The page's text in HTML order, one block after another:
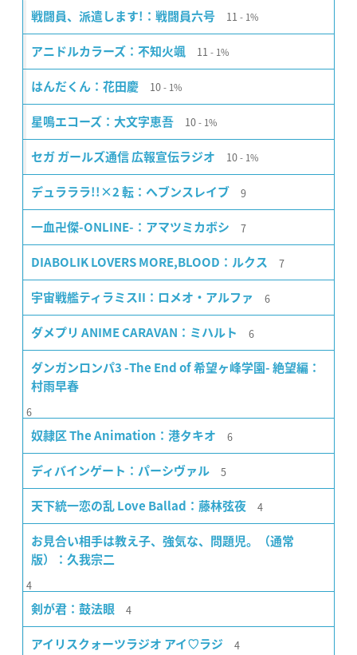
戦闘員、派遣します!：戦闘員六号 11 1%
アニドルカラーズ：不知火颯 11 1%
はんだくん：花田慶 10 1%
星鳴エコーズ：大文字恵吾 10 1%
セガ ガールズ通信 広報宣伝ラジオ 10 1%
デュラララ!!×2 転：ヘブンスレイブ 9
一血卍傑-ONLINE-：アマツミカボシ 7
DIABOLIK LOVERS MORE,BLOOD：ルクス 7
宇宙戦艦ティラミスII：ロメオ・アルファ 6
ダメプリ ANIME CARAVAN：ミハルト 6
ダンガンロンパ3 -The End of 希望ヶ峰学園- 絶望編：
村雨早春
6
奴隷区 The Animation：港タキオ 6
ディバインゲート：パーシヴァル 5
天下統一恋の乱 Love Ballad：藤林弦夜 4
お見合い相手は教え子、強気な、問題児。（通常
版）：久我宗二
4
剣が君：鼓法眼 4
アイリスクォーツラジオ アイ♡ラジ 4